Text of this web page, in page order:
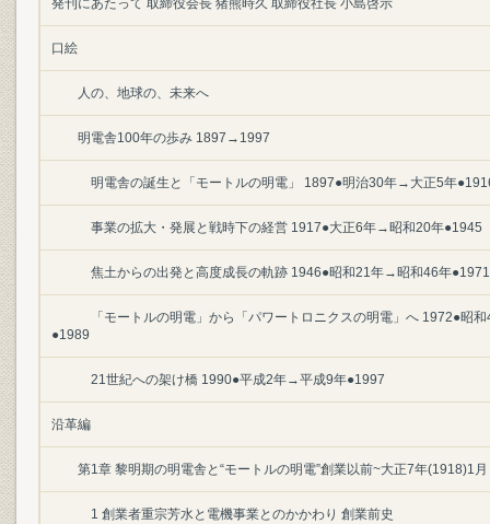
発刊にあたって 取締役会長 猪熊時久 取締役社長 小島啓示
口絵
人の、地球の、未来へ
明電舎100年の歩み 1897→1997
明電舎の誕生と「モートルの明電」 1897●明治30年→大正5年
事業の拡大・発展と戦時下の経営 1917●大正6年→昭和20年●1945
焦土からの出発と高度成長の軌跡 1946●昭和21年→昭和46年●1971
「モートルの明電」から「パワートロニクスの明電」へ 1972●昭
●1989
21世紀への架け橋 1990●平成2年→平成9年●1997
沿革編
第1章 黎明期の明電舎と“モートルの明電”創業以前~大正7年(1918)1月
1 創業者重宗芳水と電機事業とのかかわり 創業前史